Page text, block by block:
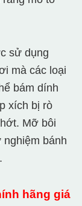
sử dụng
mà các loại
bám dính
xích bị rò
Mỡ bôi
bánh
hãng giá